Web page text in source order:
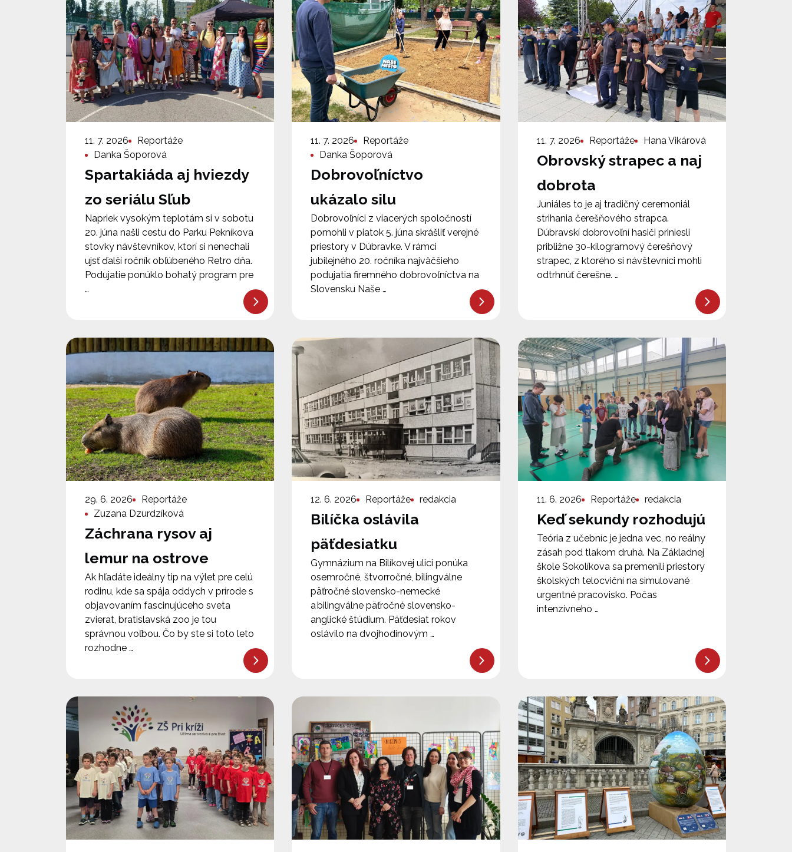
11. 7. 2026
Reportáže
Danka Šoporová
Spartakiáda aj hviezdy
zo seriálu Sľub
Napriek vysokým teplotám si v sobotu
20. júna našli cestu do Parku Pekníkova
stovky návštevníkov, ktorí si nenechali
ujsť ďalší ročník obľúbeného Retro dňa.
Podujatie ponúklo bohatý program pre
…
11. 7. 2026
Reportáže
Danka Šoporová
Dobrovoľníctvo
ukázalo silu
Dobrovoľníci z viacerých spoločností
pomohli v piatok 5. júna skrášliť verejné
priestory v Dúbravke. V rámci
jubilejného 20. ročníka najväčšieho
podujatia firemného dobrovoľníctva na
Slovensku Naše …
11. 7. 2026 Reportáže Hana Vikárová
Obrovský strapec a naj
dobrota
Juniáles to je aj tradičný ceremoniál
strihania čerešňového strapca.
Dúbravskí dobrovoľní hasiči priniesli
približne 30-kilogramový čerešňový
strapec, z ktorého si návštevníci mohli
odtrhnúť čerešne. …
29. 6. 2026
Reportáže
Zuzana Dzurdzíková
Záchrana rysov aj
lemur na ostrove
Ak hľadáte ideálny tip na výlet pre celú
rodinu, kde sa spája oddych v prírode s
objavovaním fascinujúceho sveta
zvierat, bratislavská zoo je tou
správnou voľbou. Čo by ste si toto leto
rozhodne …
12. 6. 2026 Reportáže redakcia
Bilíčka oslávila
päťdesiatku
Gymnázium na Bilíkovej ulici ponúka
osemročné, štvorročné, bilingválne
päťročné slovensko-nemecké
a bilingválne päťročné slovensko-
anglické štúdium. Päťdesiat rokov
oslávilo na dvojhodinovým …
11. 6. 2026 Reportáže redakcia
Keď sekundy rozhodujú
Teória z učebníc je jedna vec, no reálny
zásah pod tlakom druhá. Na Základnej
škole Sokolíkova sa premenili priestory
školských telocviční na simulované
urgentné pracovisko. Počas
intenzívneho …